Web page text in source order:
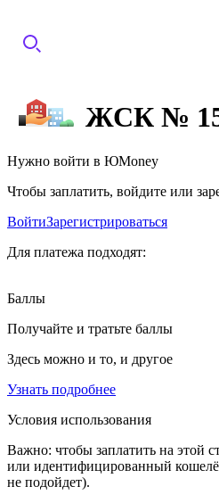
ЖСК №
Нужно войти в ЮMoney
Чтобы заплатить, войдите или
ВойтиЗарегистрироваться
Для платежа подходят:
Баллы
Получайте и тратьте баллы
Здесь можно и то, и другое
Узнать подробнее
Условия использования
Важно: чтобы заплатить на этой
или идентифицированный
не подойдет).